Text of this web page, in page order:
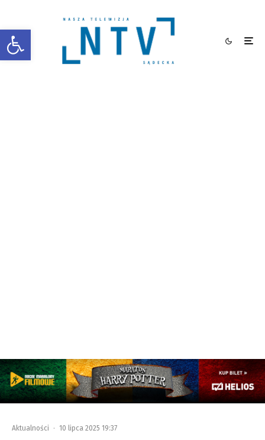
Otwórz pasek narzędzi
Aktualności · 10 lipca 2025 19:37